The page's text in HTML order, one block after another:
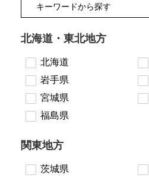
北海道・東北地方
北海道
岩手県
宮城県
福島県
関東地方
茨城県